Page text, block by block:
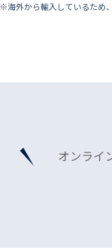
※海外から輸⼊しているため
オンライ